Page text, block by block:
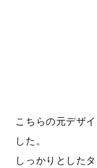
こちらの元デザ
した。
しっかりとした